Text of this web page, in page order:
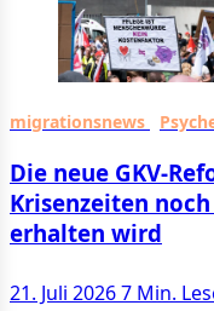
migrationsnews
Die neue GKV-
Krisenzeiten
erhalten wird
21. Juli 20267 Min.